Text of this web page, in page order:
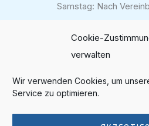
Cookie-
verwalten
Wir verwenden Cookies, um
Service zu optimieren.
Samstag: Nach